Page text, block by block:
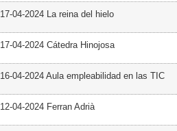
17-04-2024 La reina del hielo
17-04-2024 Cátedra Hinojosa
16-04-2024 Aula empleabilidad en las TIC
12-04-2024 Ferran Adrià